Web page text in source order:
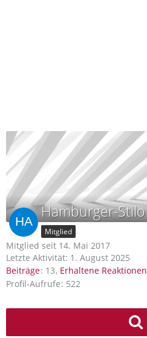
Hamburger-Stilo
Mitglied
Mitglied seit 14. Mai 2017
Letzte Aktivität: 1. August 2025
Beiträge 13 Erhaltene Reaktionen
Profil-Aufrufe 522